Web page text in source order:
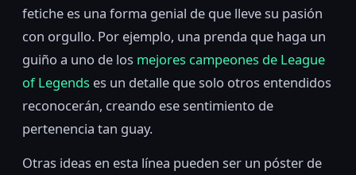
fetiche es una forma genial de que lleve su pasión
con orgullo. Por ejemplo, una prenda que haga un
guiño a uno de los mejores campeones de League
of Legends es un detalle que solo otros entendidos
reconocerán, creando ese sentimiento de
pertenencia tan guay.
Otras ideas en esta línea pueden ser un póster de